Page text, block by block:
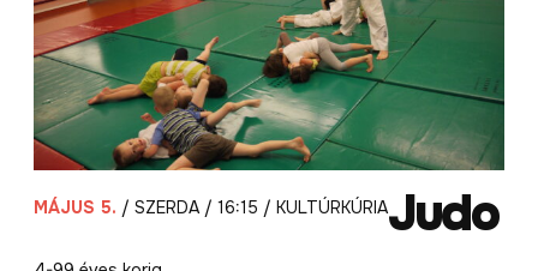
MÁJUS 5. / SZERDA / 16:15 / KULTÚRKÚRIAJudo